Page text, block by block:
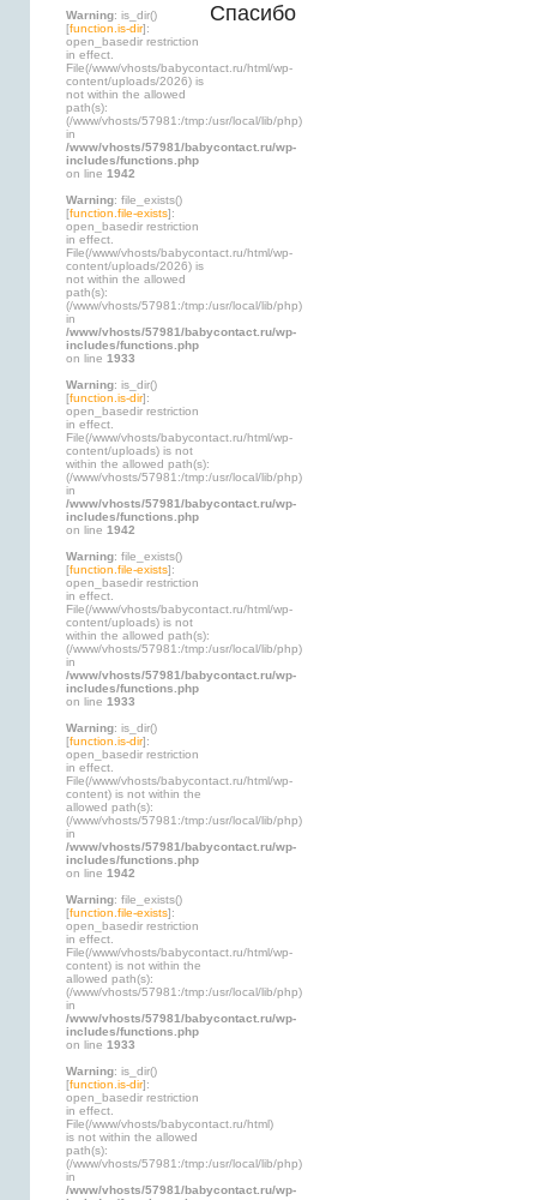
Warning: is_dir()
[function.is-dir]:
open_basedir restriction
in effect.
File(/www/vhosts/babycontact.ru/html/wp-
content/uploads/2026) is
not within the allowed
path(s):
(/www/vhosts/57981:/tmp:/usr/local/lib/php)
in
/www/vhosts/57981/babycontact.ru/wp-
includes/functions.php
on line 1942
Warning: file_exists()
[function.file-exists]:
open_basedir restriction
in effect.
File(/www/vhosts/babycontact.ru/html/wp-
content/uploads/2026) is
not within the allowed
path(s):
(/www/vhosts/57981:/tmp:/usr/local/lib/php)
in
/www/vhosts/57981/babycontact.ru/wp-
includes/functions.php
on line 1933
Warning: is_dir()
[function.is-dir]:
open_basedir restriction
in effect.
File(/www/vhosts/babycontact.ru/html/wp-
content/uploads) is not
within the allowed path(s):
(/www/vhosts/57981:/tmp:/usr/local/lib/php)
in
/www/vhosts/57981/babycontact.ru/wp-
includes/functions.php
on line 1942
Warning: file_exists()
[function.file-exists]:
open_basedir restriction
in effect.
File(/www/vhosts/babycontact.ru/html/wp-
content/uploads) is not
within the allowed path(s):
(/www/vhosts/57981:/tmp:/usr/local/lib/php)
in
/www/vhosts/57981/babycontact.ru/wp-
includes/functions.php
on line 1933
Warning: is_dir()
[function.is-dir]:
open_basedir restriction
in effect.
File(/www/vhosts/babycontact.ru/html/wp-
content) is not within the
allowed path(s):
(/www/vhosts/57981:/tmp:/usr/local/lib/php)
in
/www/vhosts/57981/babycontact.ru/wp-
includes/functions.php
on line 1942
Warning: file_exists()
[function.file-exists]:
open_basedir restriction
in effect.
File(/www/vhosts/babycontact.ru/html/wp-
content) is not within the
allowed path(s):
(/www/vhosts/57981:/tmp:/usr/local/lib/php)
in
/www/vhosts/57981/babycontact.ru/wp-
includes/functions.php
on line 1933
Warning: is_dir()
[function.is-dir]:
open_basedir restriction
in effect.
File(/www/vhosts/babycontact.ru/html)
is not within the allowed
path(s):
(/www/vhosts/57981:/tmp:/usr/local/lib/php)
in
/www/vhosts/57981/babycontact.ru/wp-
Спасибо